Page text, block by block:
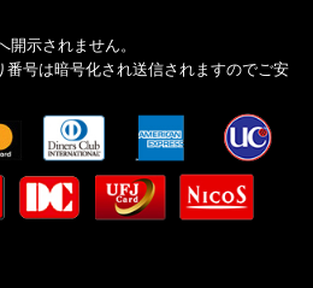
示されません。
番号は暗号化され送信されますのでご安